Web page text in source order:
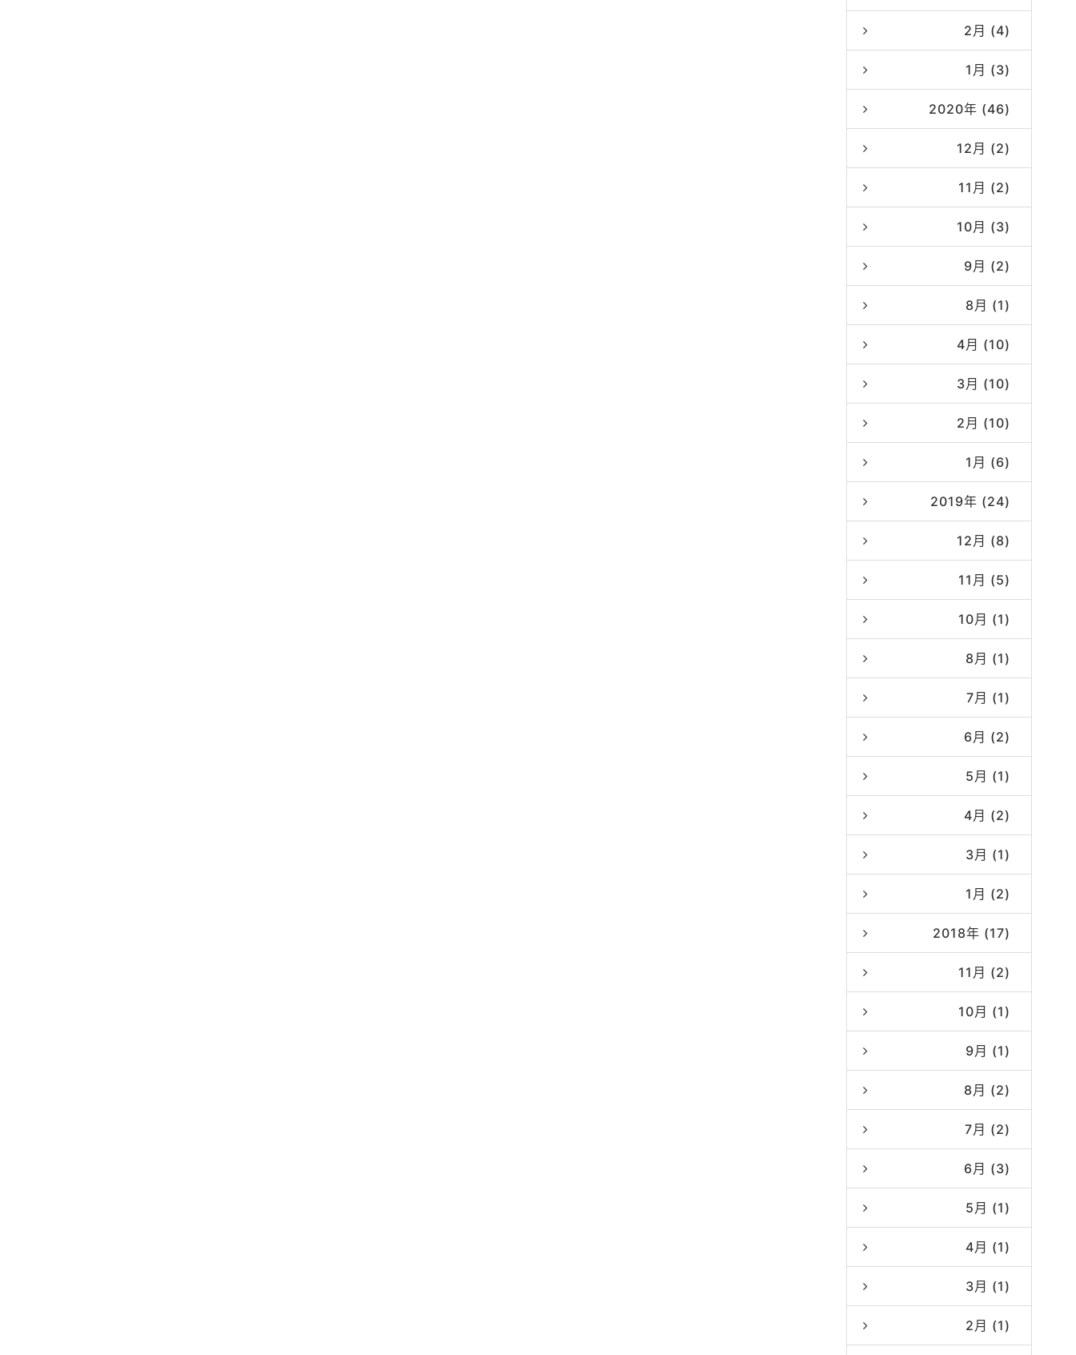
2月 (4)
1月 (3)
2020年 (46)
12月 (2)
11月 (2)
10月 (3)
9月 (2)
8月 (1)
4月 (10)
3月 (10)
2月 (10)
1月 (6)
2019年 (24)
12月 (8)
11月 (5)
10月 (1)
8月 (1)
7月 (1)
6月 (2)
5月 (1)
4月 (2)
3月 (1)
1月 (2)
2018年 (17)
11月 (2)
10月 (1)
9月 (1)
8月 (2)
7月 (2)
6月 (3)
5月 (1)
4月 (1)
3月 (1)
2月 (1)